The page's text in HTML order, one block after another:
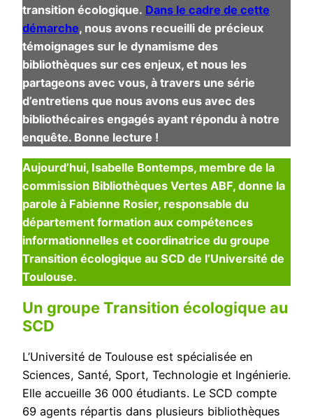
transition écologique. Dans le cadre de cette
démarche, nous avons recueilli de précieux
témoignages sur le dynamisme des
bibliothèques sur ces enjeux, et nous les
partageons avec vous, à travers une série
d’entretiens que nous avons eus avec des
bibliothécaires engagés ayant répondu à notre
enquête. Bonne lecture !
Aujourd’hui, Isabelle Bontemps, membre de la
commission Bibliothèques Vertes ABF, donne la
parole à Fabienne Rosier, responsable du
département formation aux compétences
informationnelles et coordinatrice du groupe
Transition écologique au SCD de l’Université de
Toulouse.
Un groupe Transition écologique au
SCD
L’Université de Toulouse est spécialisée en
Sciences, Santé, Sport, Technologie et Ingénierie.
Elle accueille 36 000 étudiants. Le SCD compte
69 agents répartis dans plusieurs bibliothèques